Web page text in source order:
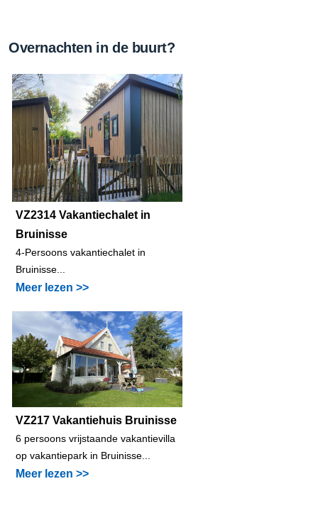
Overnachten in de buurt?
VZ2314 Vakantiechalet in
Bruinisse
4-Persoons vakantiechalet in
Bruinisse...
Meer lezen >>
VZ217 Vakantiehuis Bruinisse
6 persoons vrijstaande vakantievilla
op vakantiepark in Bruinisse...
Meer lezen >>